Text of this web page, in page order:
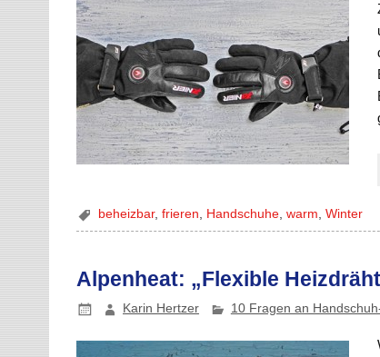
beheizbar,frieren, Handschuhe,warm,Winter
Alpenheat: „Flexible
Karin Hertzer 10 Fragen an